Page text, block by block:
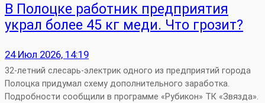
В Полоцке работник предприятия
украл более 45 кг меди. Что грозит?
24 Июл 2026, 14:19
32-летний слесарь-электрик одного из предприятий города
Полоцка придумал схему дополнительного заработка.
Подробности сообщили в программе «Рубикон» ТК «Звязда».